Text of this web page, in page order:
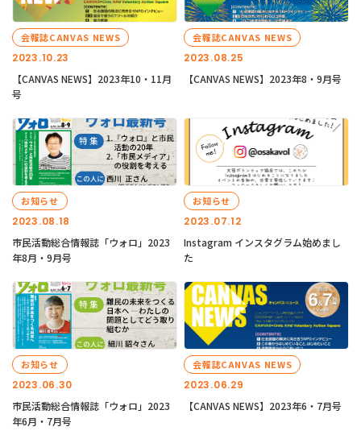
2023.10.23
会報誌CANVAS NEWS
【CANVAS NEWS】2023年10・11月
号
2023.08.25
会報誌CANVAS NEWS
【CANVAS NEWS】2023年8・9月号
2023.08.18
お知らせ
市民活動総合情報誌「ウォロ」2023
年8月・9月号
2023.07.12
お知らせ
Instagram インスタグラム始めまし
た
2023.06.30
お知らせ
市民活動総合情報誌「ウォロ」2023
年6月・7月号
2023.06.29
会報誌CANVAS NEWS
【CANVAS NEWS】2023年6・7月号